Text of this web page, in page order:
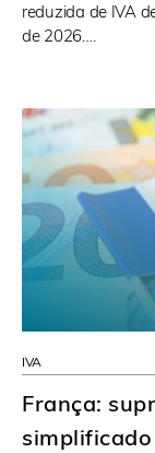
reduzida de IVA
de 2026….
IVA
França: